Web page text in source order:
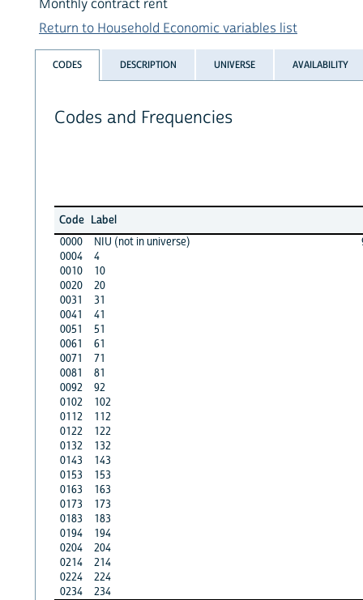
Monthly contract rent
Return to Household Economic variables list
CODES DESCRIPTION UNIVERSE AVAILABILITY
Codes and Frequencies
Code Label
0000
NIU (not in universe)
0004
4
0010
10
0020
20
0031
31
0041
41
0051
51
0061
61
0071
71
0081
81
0092
92
0102
102
0112
112
0122
122
0132
132
0143
143
0153
153
0163
163
0173
173
0183
183
0194
194
0204
204
0214
214
0224
224
0234
234